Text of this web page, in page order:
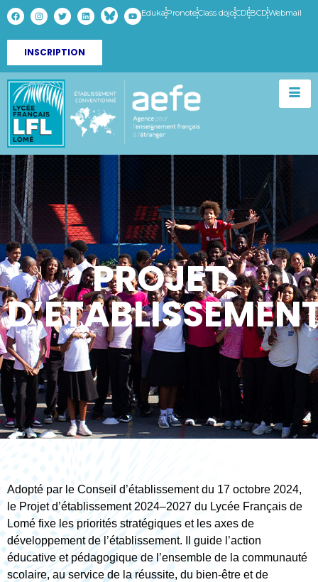
Eduka PronoteClass dojoCDI BCDWebmail
INSCRIPTION
PROJET
Adopté par le Conseil d’établissement du 17 octobre 2024,
le Projet d’établissement 2024–2027 du Lycée Français de
Lomé fixe les priorités stratégiques et les axes de
développement de l’établissement. Il guide l’action
éducative et pédagogique de l’ensemble de la communauté
scolaire, au service de la réussite, du bien-être et de